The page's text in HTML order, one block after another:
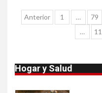
Paginación
Anterior 1 … 79
…
Hogar y Salud
Taylor
de su